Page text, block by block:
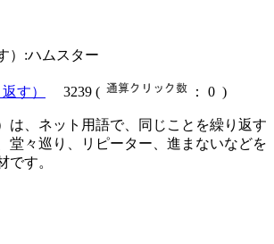
す） 3239 ( ： 0 )
は、ネット用語で、同じことを繰り返す
堂々巡り、リピーター、進まないなどを
です。